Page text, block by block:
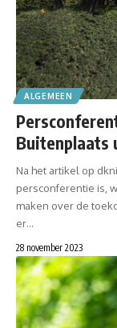
ALGEMEEN
Buitenplaats
Na het artikel op
persconferentie is,
maken over de
er…
28 november 2023